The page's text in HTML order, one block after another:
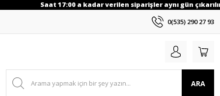
Saat 17:00 a kadar verilen siparişler aynı gün
0(535) 290 27 93
ARA